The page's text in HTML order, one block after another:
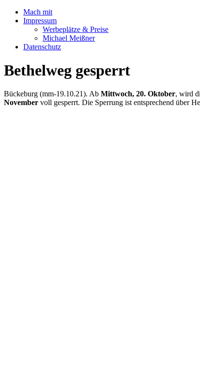
Mach mit
Impressum
Werbeplätze & Preise
Michael Meißner
Datenschutz
Bethelweg gesperrt
Bückeburg (mm-19.10.21). Ab Mittwoch, 20. Oktober, wird
November voll gesperrt. Die Sperrung ist entsprechend über